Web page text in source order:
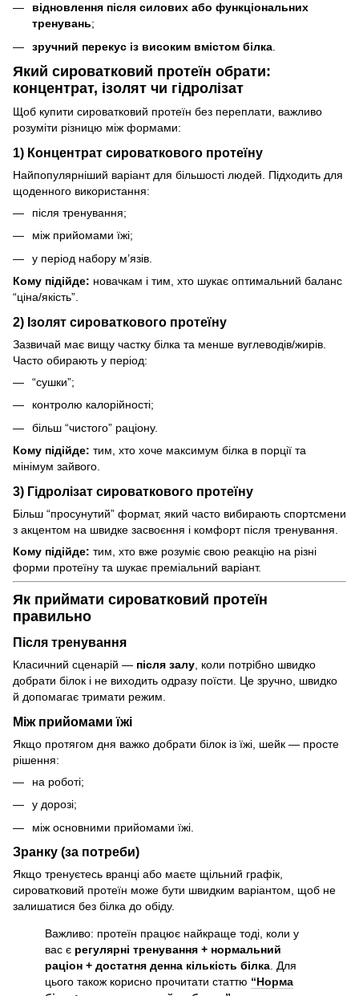
відновлення після силових або функціональних
тренувань;
зручний перекус із високим вмістом білка
Який сироватковий протеїн обрати:
концентрат, ізолят чи гідролізат
Щоб купити сироватковий протеїн без переплати, важливо
розуміти різницю між формами:
1) Концентрат сироваткового протеїну
Найпопулярніший варіант для більшості людей. Підходить для
щоденного використання:
після тренування;
між прийомами їжі;
у період набору м’язів.
Кому підійде: новачкам і тим, хто шукає оптимальний баланс
“ціна/якість”.
2) Ізолят сироваткового протеїну
Зазвичай має вищу частку білка та менше вуглеводів/жирів.
Часто обирають у період:
“сушки”;
контролю калорійності;
більш “чистого” раціону.
Кому підійде: тим, хто хоче максимум білка в порції та
мінімум зайвого.
3) Гідролізат сироваткового протеїну
Більш “просунутий” формат, який часто вибирають спортсмени
з акцентом на швидке засвоєння і комфорт після тренування.
Кому підійде: тим, хто вже розуміє свою реакцію на різні
форми протеїну та шукає преміальний варіант.
Як приймати сироватковий протеїн
правильно
Після тренування
Класичний сценарій — після залу , коли потрібно швидко
добрати білок і не виходить одразу поїсти. Це зручно, швидко
й допомагає тримати режим.
Між прийомами їжі
Якщо протягом дня важко добрати білок із їжі, шейк — просте
рішення:
на роботі;
у дорозі;
між основними прийомами їжі.
Зранку (за потреби)
Якщо тренуєтесь вранці або маєте щільний графік,
сироватковий протеїн може бути швидким варіантом, щоб не
залишатися без білка до обіду.
Важливо: протеїн працює найкраще тоді, коли у
вас є регулярні тренування + нормальний
раціон + достатня денна кількість білка. Для
цього також корисно прочитати статтю “Норма